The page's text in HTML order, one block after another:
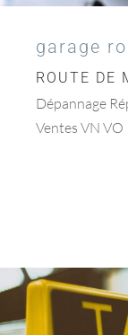
garage
ROUTE DE
Dépannage
Ventes VN VO